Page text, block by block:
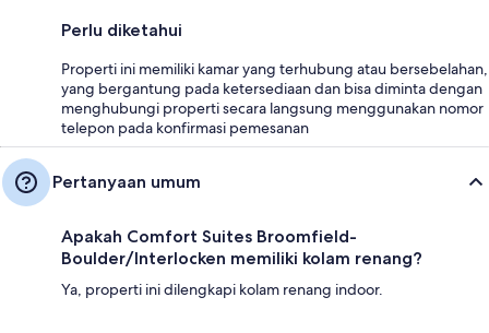
Perlu diketahui
Properti ini memiliki kamar yang terhubung atau bersebelahan,
yang bergantung pada ketersediaan dan bisa diminta dengan
menghubungi properti secara langsung menggunakan nomor
telepon pada konfirmasi pemesanan
Pertanyaan umum
Apakah Comfort Suites Broomfield-
Boulder/Interlocken memiliki kolam renang?
Ya, properti ini dilengkapi kolam renang indoor.